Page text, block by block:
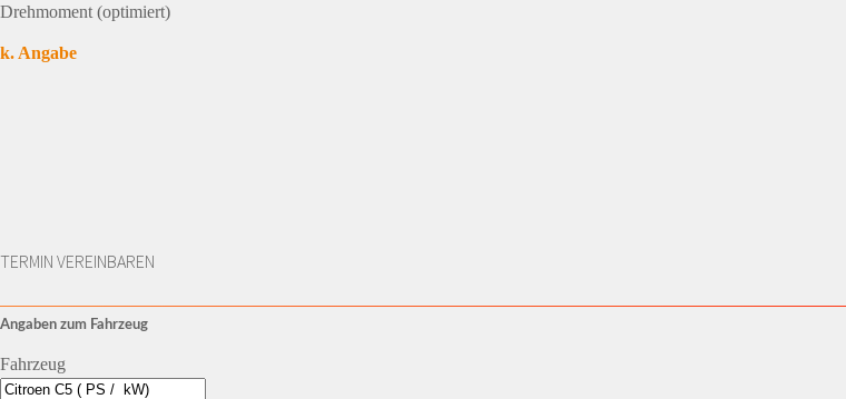
Drehmoment (optimiert)
k. Angabe
TERMIN VEREINBAREN
Angaben zum Fahrzeug
Fahrzeug